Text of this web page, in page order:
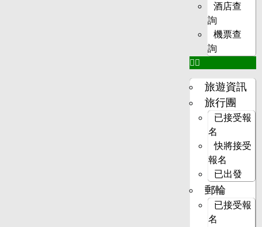
酒店查
詢
機票查
詢
旅遊資訊
旅行團
已接受報
名
快將接受
報名
已出發
郵輪
已接受報
名